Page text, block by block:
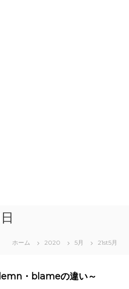
ホーム 2020 5月 21st5月
・blameの違い～